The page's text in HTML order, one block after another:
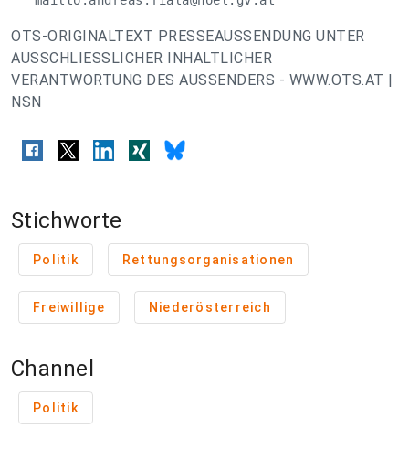
OTS-ORIGINALTEXT PRESSEAUSSENDUNG UNTER
AUSSCHLIESSLICHER INHALTLICHER
VERANTWORTUNG DES AUSSENDERS - WWW.OTS.AT |
NSN
Stichworte
Politik Rettungsorganisationen
Freiwillige Niederösterreich
Channel
Politik